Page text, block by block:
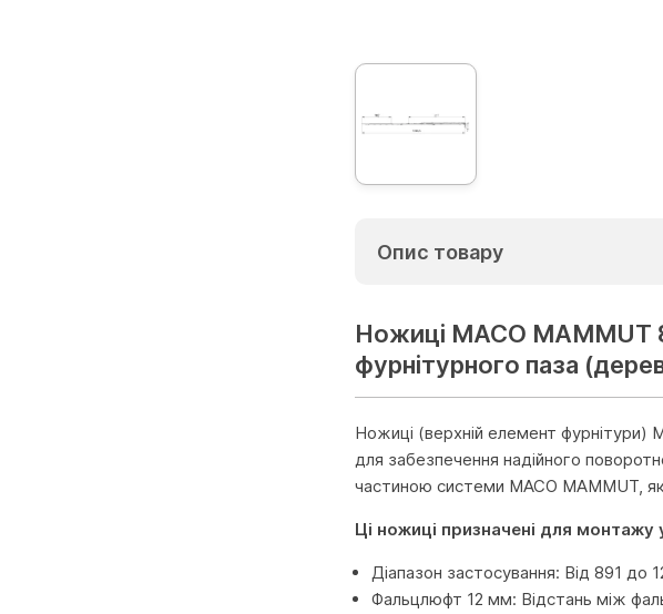
Опис товару
Ножиці MACO MAMMUT
фурнітурного паза
Ножиці (верхній елемент фурнітури)
для забезпечення надійного
частиною системи MACO MAMMUT,
Ці ножиці призначені для
Діапазон застосування: Від 891 до
Фальцлюфт 12 мм: Відстань між